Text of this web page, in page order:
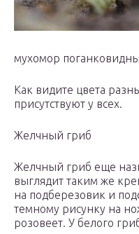
мухомор
Как видите цвета
присутствуют у всех.
Желчный гриб
Желчный гриб еще
выглядит таким же
на подберезовик и
темному рисунку на
розовеет. У белого